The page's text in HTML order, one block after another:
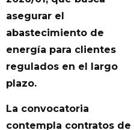
asegurar el
abastecimiento de
energía para clientes
regulados en el largo
plazo.
La convocatoria
contempla contratos de